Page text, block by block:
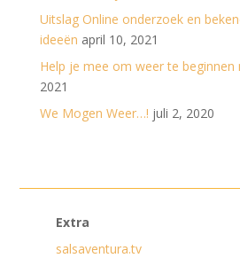
Uitslag Online onderzoek en
ideeën april 10, 2021
Help je mee om weer te beginnen
2021
We Mogen Weer…! juli 2, 2020
Extra
salsaventura.tv